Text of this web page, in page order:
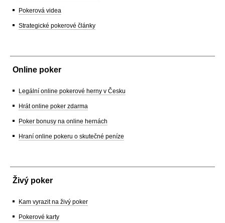
Pokerová videa
Strategické pokerové články
Online poker
Legální online pokerové herny v Česku
Hrát online poker zdarma
Poker bonusy na online hernách
Hraní online pokeru o skutečné peníze
Živý poker
Kam vyrazit na živý poker
Pokerové karty